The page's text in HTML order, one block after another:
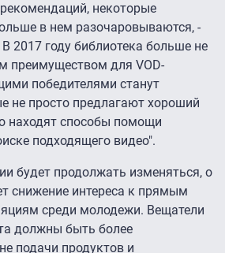
некоторые
в нем разочаровываются, -
2017 году библиотека больше не
преимуществом для VOD-
победителями станут
не просто предлагают хороший
находят способы помощи
подходящего видео".
будет продолжать изменяться, о
снижение интереса к прямым
среди молодежи. Вещатели
должны быть более
подачи продуктов и